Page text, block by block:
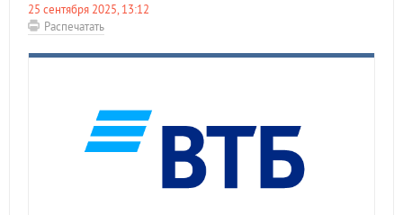
25 сентября 2025, 13:12
Распечатать